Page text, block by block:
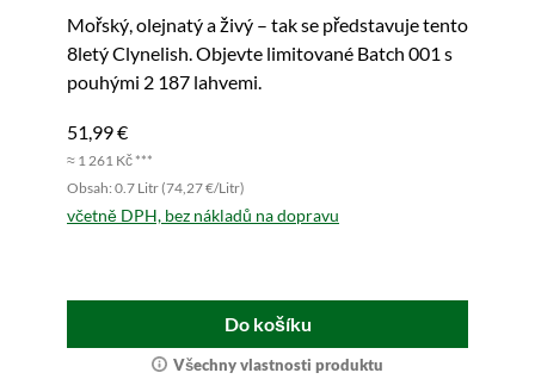
Mořský, olejnatý a živý – tak se představuje tento
8letý Clynelish. Objevte limitované Batch 001 s
pouhými 2 187 lahvemi.
51,99 €
≈ 1 261 Kč ***
Obsah: 0.7 Litr (74,27 €/Litr)
včetně DPH, bez nákladů na dopravu
Do košíku
Všechny vlastnosti produktu